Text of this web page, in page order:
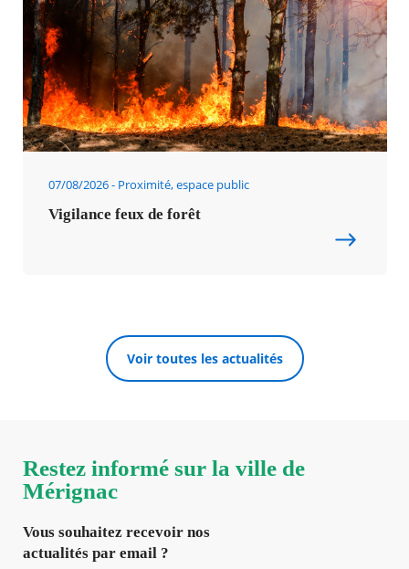
07/08/2026 Proximité, espace public
Vigilance feux de forêt
Voir toutes les actualités
Restez informé sur la ville de
Mérignac
Vous souhaitez recevoir nos
actualités par email ?